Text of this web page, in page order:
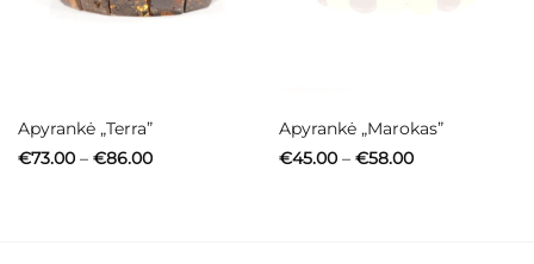
Apyrankė „Terra”
€73.00 – €86.00Price
Apyrankė „Marokas”
€45.00 – €58.00Price